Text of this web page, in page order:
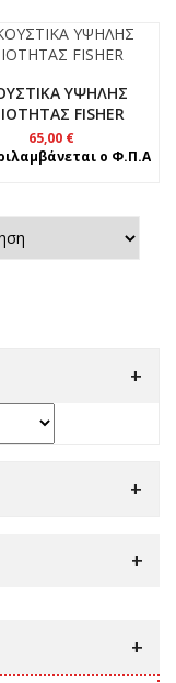
ΥΨΗΛΗΣ
FISHER
65,00 €
ο Φ.Π.Α